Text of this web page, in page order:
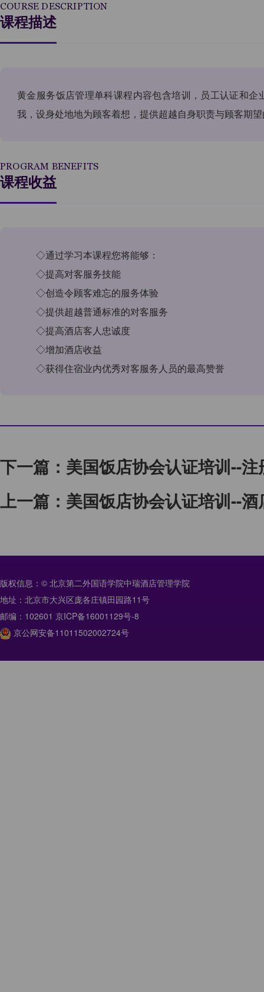
COURSE DESCRIPTION
课程描述
黄金服务饭店管理单科课程内容包含培训，员工认证和
我，设身处地地为顾客着想，提供超越自身职责与顾客期
PROGRAM BENEFITS
课程收益
◇通过学习本课程您将能够：
◇提高对客服务技能
◇创造令顾客难忘的服务体验
◇提供超越普通标准的对客服务
◇提高酒店客人忠诚度
◇增加酒店收益
◇获得住宿业内优秀对客服务人员的最高赞誉
下一篇： 美国饭店协会认证培训--
上一篇： 美国饭店协会认证培训--
版权信息：© 北京第二外国语学院中瑞酒店管理学院
地址：北京市大兴区庞各庄镇田园路11号
邮编：102601 京ICP备16001129号-8
京公网安备11011502002724号